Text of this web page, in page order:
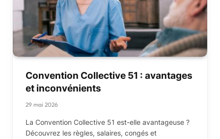
Convention Collective 51 : avantages
et inconvénients
29 mai 2026
La Convention Collective 51 est-elle avantageuse ?
Découvrez les règles, salaires, congés et